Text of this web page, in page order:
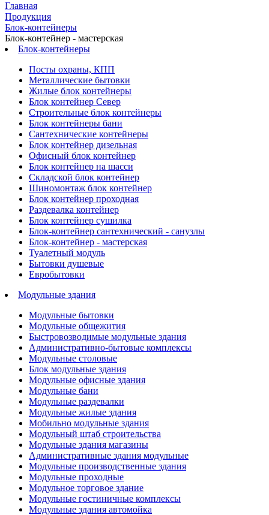
Главная
Продукция
Блок-контейнеры
Блок-контейнер - мастерская
Блок-контейнеры
Посты охраны, КПП
Металлические бытовки
Жилые блок контейнеры
Блок контейнер Север
Строительные блок контейнеры
Блок контейнеры бани
Сантехнические контейнеры
Блок контейнер дизельная
Офисный блок контейнер
Блок контейнер на шасси
Складской блок контейнер
Шиномонтаж блок контейнер
Блок контейнер проходная
Раздевалка контейнер
Блок контейнер сушилка
Блок-контейнер сантехнический - санузлы
Блок-контейнер - мастерская
Туалетный модуль
Бытовки душевые
Евробытовки
Модульные здания
Модульные бытовки
Модульные общежития
Быстровозводимые модульные здания
Административно-бытовые комплексы
Модульные столовые
Блок модульные здания
Модульные офисные здания
Модульные бани
Модульные раздевалки
Модульные жилые здания
Мобильно модульные здания
Модульный штаб строительства
Модульные здания магазины
Административные здания модульные
Модульные производственные здания
Модульные проходные
Модульное торговое здание
Модульные гостиничные комплексы
Модульные здания автомойка